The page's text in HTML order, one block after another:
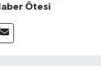
Ötesi